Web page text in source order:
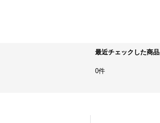
最近チェックした商品
0件